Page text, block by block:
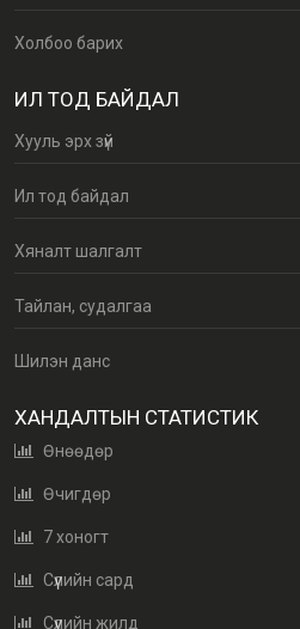
Холбоо барих
ИЛ ТОД БАЙДАЛ
Хууль эрх зүй
Ил тод байдал
Хяналт шалгалт
Тайлан, судалгаа
Шилэн данс
ХАНДАЛТЫН СТАТИСТИК
Өнөөдөр
Өчигдөр
7 хоногт
Сүүлийн сард
Сүүлийн жилд